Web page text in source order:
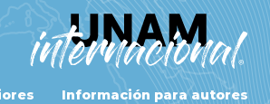
Información para autores